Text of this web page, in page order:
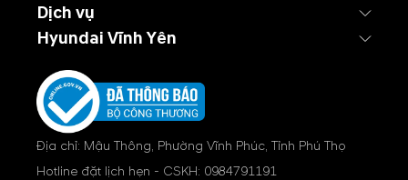
Dịch vụ
Hyundai Vĩnh Yên
Địa chỉ: Mậu Thông, Phường Vĩnh Phúc, Tỉnh Phú Thọ
Hotline đặt lịch hẹn - CSKH: 0984791191